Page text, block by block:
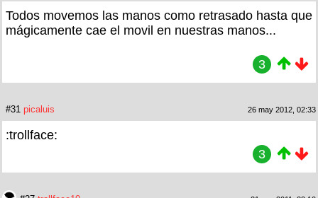
Todos movemos las manos como retrasado hasta que
mágicamente cae el movil en nuestras manos...
3
#31 picaluis 26 may 2012, 02:33
:trollface:
3